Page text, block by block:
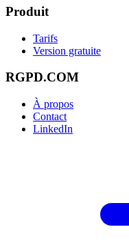
Produit
Tarifs
Version gratuite
RGPD.COM
À propos
Contact
LinkedIn